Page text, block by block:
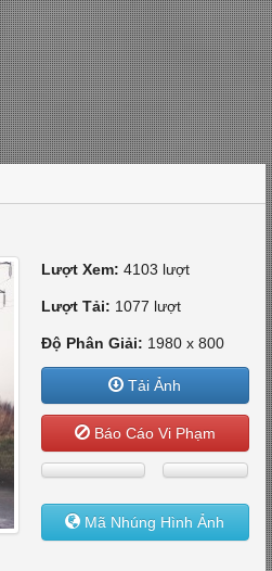
Lượt Xem: 4103 lượt
Lượt Tải: 1077 lượt
Độ Phân Giải: 1980 x 800
Tải Ảnh
Báo Cáo Vi Phạm
Mã Nhúng Hình Ảnh